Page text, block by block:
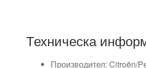
Техническа
Производител: Citroën/